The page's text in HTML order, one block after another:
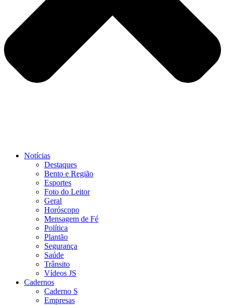
Notícias
Destaques
Bento e Região
Esportes
Foto do Leitor
Geral
Horóscopo
Mensagem de Fé
Política
Plantão
Segurança
Saúde
Trânsito
Vídeos JS
Cadernos
Caderno S
Empresas